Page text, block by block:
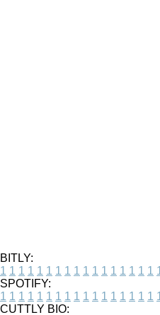
BITLY:
1 1 1 1 1 1 1 1 1 1 1 1 1 1 1 1 1
SPOTIFY:
1 1 1 1 1 1 1 1 1 1 1 1 1 1 1 1 1
CUTTLY BIO: